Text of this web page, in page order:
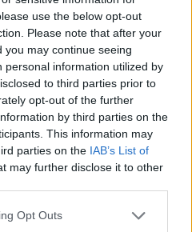
use the below opt-out
Please note that after your
may continue seeing
personal information utilized by
to third parties prior to
opt-out of the further
by third parties on the
This information may
parties on the IAB’s List of
may further disclose it to other
Opt Outs
Iliad, si prepara a entrare in Italia
lancia Kena.«Sinceramente non
sugli sconti, affermarsi in Italia
particolarmente competitivi
d’Europa. E mi auguro, anche,
nessuna guerra dei